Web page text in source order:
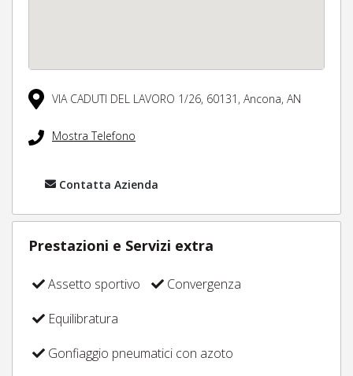
VIA CADUTI DEL LAVORO 1/26, 60131, Ancona, AN
Mostra Telefono
Contatta Azienda
Prestazioni e Servizi extra
Assetto sportivo
Convergenza
Equilibratura
Gonfiaggio pneumatici con azoto